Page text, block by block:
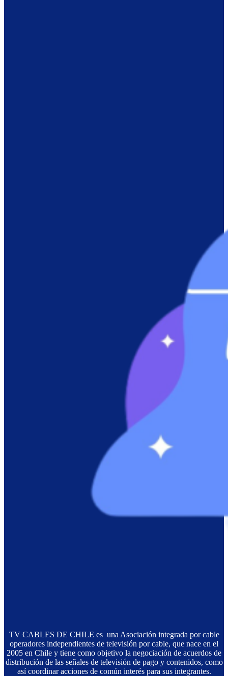
TV CABLES DE CHILE es una Asociación integrada por cable
operadores independientes de televisión por cable, que nace en el
2005 en Chile y tiene como objetivo la negociación de acuerdos de
distribución de las señales de televisión de pago y contenidos, como
así coordinar acciones de común interés para sus integrantes.